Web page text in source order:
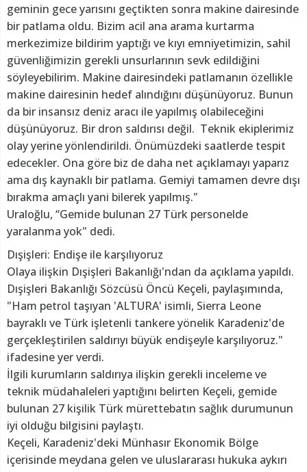
geminin gece yarısını geçtikten sonra makine dairesinde
bir patlama oldu. Bizim acil ana arama kurtarma
merkezimize bildirim yaptığı ve kıyı emniyetimizin, sahil
güvenliğimizin gerekli unsurlarının sevk edildiğini
söyleyebilirim. Makine dairesindeki patlamanın özellikle
makine dairesinin hedef alındığını düşünüyoruz. Bunun
da bir insansız deniz aracı ile yapılmış olabileceğini
düşünüyoruz. Bir dron saldırısı değil. Teknik ekiplerimiz
olay yerine yönlendirildi. Önümüzdeki saatlerde tespit
edecekler. Ona göre biz de daha net açıklamayı yaparız
ama dış kaynaklı bir patlama. Gemiyi tamamen devre dışı
bırakma amaçlı yani bilerek yapılmış."
Uraloğlu, “Gemide bulunan 27 Türk personelde
yaralanma yok" dedi.
Dışişleri: Endişe ile karşılıyoruz
Olaya ilişkin Dışişleri Bakanlığı'ndan da açıklama yapıldı.
Dışişleri Bakanlığı Sözcüsü Öncü Keçeli, paylaşımında,
"Ham petrol taşıyan 'ALTURA' isimli, Sierra Leone
bayraklı ve Türk işletenli tankere yönelik Karadeniz'de
gerçekleştirilen saldırıyı büyük endişeyle karşılıyoruz."
ifadesine yer verdi.
İlgili kurumların saldırıya ilişkin gerekli inceleme ve
teknik müdahaleleri yaptığını belirten Keçeli, gemide
bulunan 27 kişilik Türk mürettebatın sağlık durumunun
iyi olduğu bilgisini paylaştı.
Keçeli, Karadeniz'deki Münhasır Ekonomik Bölge
içerisinde meydana gelen ve uluslararası hukuka aykırı